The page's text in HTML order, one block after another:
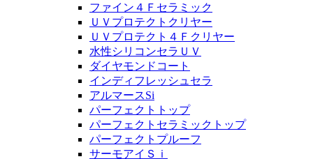
ファイン４Ｆセラミック
ＵＶプロテクトクリヤー
ＵＶプロテクト４Ｆクリヤー
水性シリコンセラＵＶ
ダイヤモンドコート
インディフレッシュセラ
アルマースSi
パーフェクトトップ
パーフェクトセラミックトップ
パーフェクトプルーフ
サーモアイＳｉ